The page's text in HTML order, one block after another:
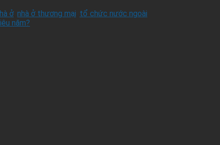
ở nhà ở thương mại tổ chức nước ngoài
năm?